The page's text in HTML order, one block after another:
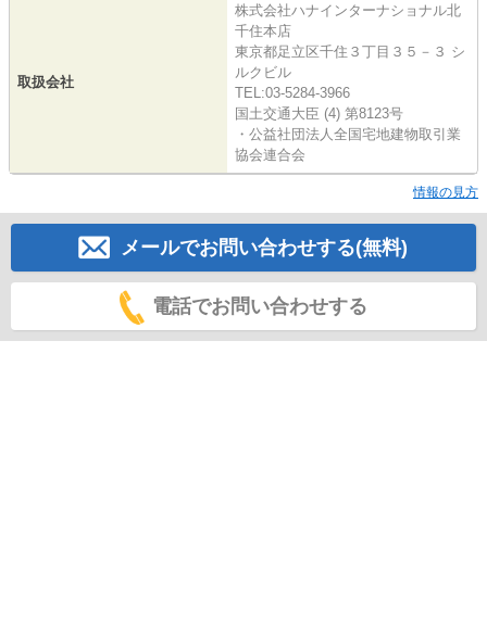
取扱会社
株式会社ハナインターナショナル北
千住本店
東京都足立区千住３丁目３５－３ シ
ルクビル
TEL:03-5284-3966
国土交通大臣 (4) 第8123号
・公益社団法人全国宅地建物取引業
協会連合会
情報の見方
メールでお問い合わせする(無料)
電話でお問い合わせする